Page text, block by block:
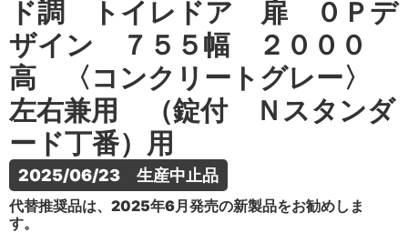
ド調 トイレドア 扉 ０Ｐデ
ザイン ７５５幅 ２０００
高 〈コンクリートグレー〉
左右兼用 （錠付 Ｎスタンダ
ード丁番）用
2025/06/23　生産中止品
代替推奨品は、2025年6月発売の新製品をお勧めしま
す。